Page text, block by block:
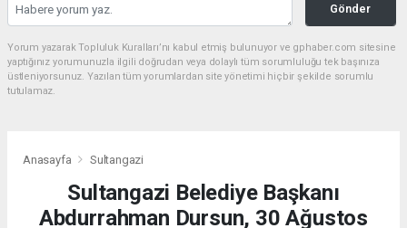
Gönder
Yorum yazarak Topluluk Kuralları’nı kabul etmiş bulunuyor ve gphaber.com sitesine
yaptığınız yorumunuzla ilgili doğrudan veya dolaylı tüm sorumluluğu tek başınıza
üstleniyorsunuz. Yazılan tüm yorumlardan site yönetimi hiçbir şekilde sorumlu
tutulamaz.
Anasayfa Sultangazi
Sultangazi Belediye Başkanı
Abdurrahman Dursun, 30 Ağustos